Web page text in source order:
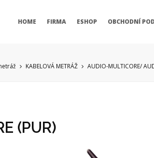
HOME FIRMA ESHOP OBCHODNÍ
KABELOVÁ METRÁŽ AUDIO-MULTICORE/
(PUR)